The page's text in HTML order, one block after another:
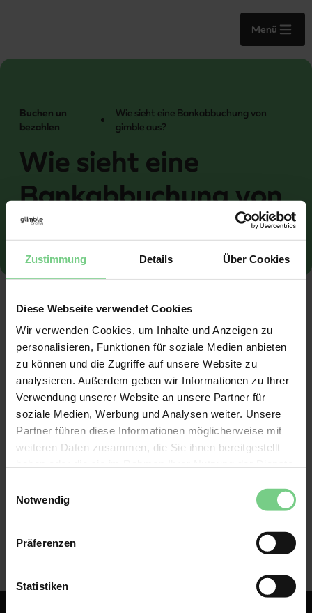
Zustimmung Details Über Cookies
Diese Webseite verwendet Cookies
Wir verwenden Cookies, um Inhalte und Anzeigen zu
personalisieren, Funktionen für soziale Medien anbieten
zu können und die Zugriffe auf unsere Website zu
analysieren. Außerdem geben wir Informationen zu Ihrer
Verwendung unserer Website an unsere Partner für
soziale Medien, Werbung und Analysen weiter. Unsere
Partner führen diese Informationen möglicherweise mit
weiteren Daten zusammen, die Sie ihnen bereitgestellt
Notwendig
Präferenzen
Statistiken
Menü
Buchen un
bezahlen
Wie sieht eine Bankabbuchung von
gimble aus?
Wie sieht eine
Bankabbuchung von
gimble aus?
Wir arbeiten mit unserem Zahlungspartner Buckaroo
zusammen, der sich um die Online-Zahlungen für
glimble kümmert. Wenn Sie Ihre OV-Tickets mit
iDEAL, Kreditkarte oder z.B. PayPal bezahlen, sehen
Sie in der Beschreibung auf Ihrem Kontoauszug ein
Glimble und manchmal auch den Namen von
Buckaroo.